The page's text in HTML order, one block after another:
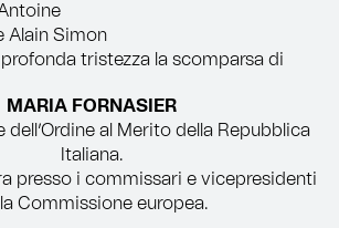
Alain Simon
tristezza la scomparsa di
MARIA FORNASIER
al Merito della Repubblica
Italiana.
presso i commissari e vicepresidenti
Commissione europea.